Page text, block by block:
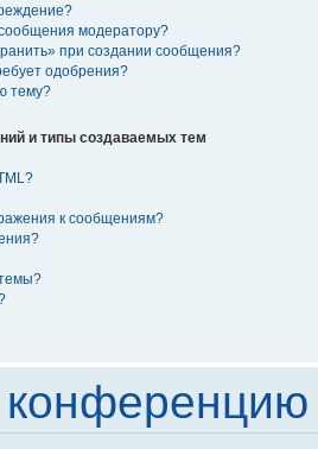
модератору?
при создании сообщения?
одобрения?
тему?
и типы создаваемых тем
к сообщениям?